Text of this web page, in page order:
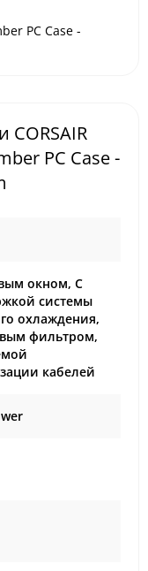
PC Case -
CORSAIR
PC Case -
окном, С
системы
охлаждения,
фильтром,
кабелей